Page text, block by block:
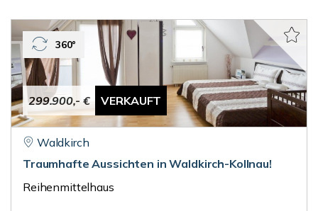
299.900,- € VERKAUFT
360°
Waldkirch
Traumhafte Aussichten in Waldkirch-Kollnau!
Reihenmittelhaus